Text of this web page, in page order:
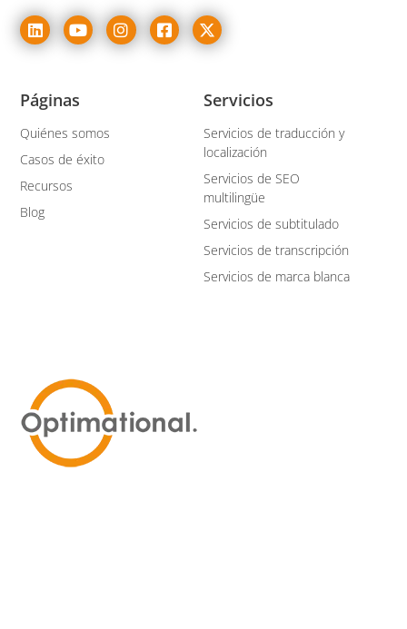
Servicios
Servicios de traducción y
localización
Servicios de SEO
multilingüe
Servicios de subtitulado
Servicios de transcripción
Servicios de marca blanca
Páginas
Quiénes somos
Casos de éxito
Recursos
Blog